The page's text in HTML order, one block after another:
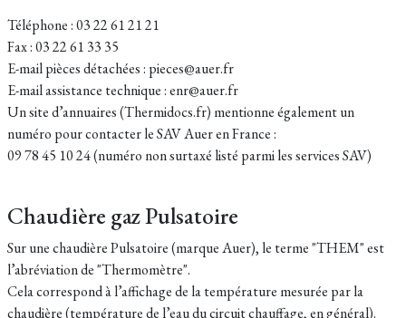
Téléphone : 03 22 61 21 21
Fax : 03 22 61 33 35
E-mail pièces détachées : pieces@auer.fr
E-mail assistance technique : enr@auer.fr
Un site d’annuaires (Thermidocs.fr) mentionne également un
numéro pour contacter le SAV Auer en France :
09 78 45 10 24 (numéro non surtaxé listé parmi les services SAV)
Chaudière gaz Pulsatoire
​Sur une chaudière Pulsatoire (marque Auer), le terme "THEM" est
l’abréviation de "Thermomètre".
Cela correspond à l’affichage de la température mesurée par la
chaudière (température de l’eau du circuit chauffage, en général).